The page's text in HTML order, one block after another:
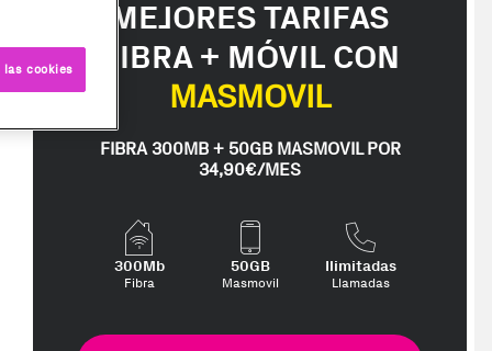
MEJORES TARIFAS
FIBRA + MÓVIL CON
MASMOVIL
FIBRA 300MB + 50GB MASMOVIL POR
34,90€/MES
300Mb
Fibra
50GB
Masmovil
Ilimitadas
Llamadas
cookies